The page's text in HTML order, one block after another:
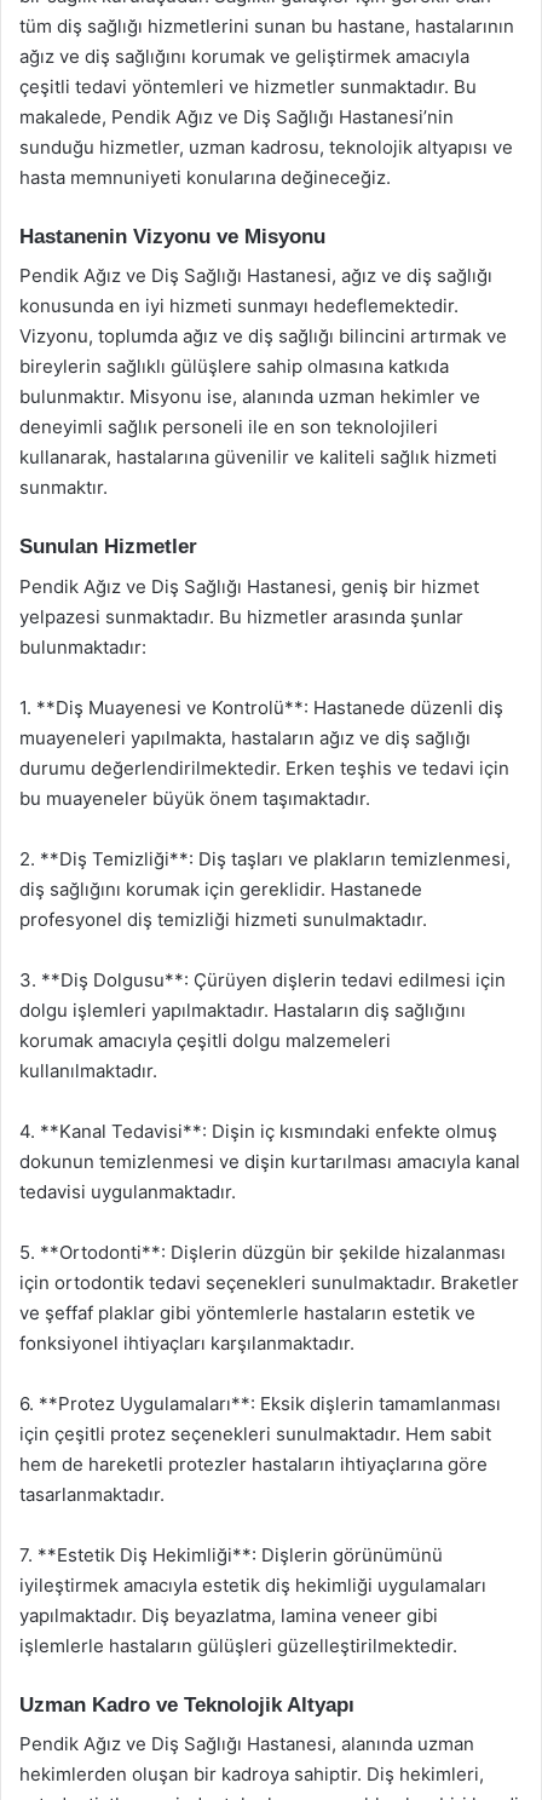
tüm diş sağlığı hizmetlerini sunan bu hastane, hastalarının
ağız ve diş sağlığını korumak ve geliştirmek amacıyla
çeşitli tedavi yöntemleri ve hizmetler sunmaktadır. Bu
makalede, Pendik Ağız ve Diş Sağlığı Hastanesi’nin
sunduğu hizmetler, uzman kadrosu, teknolojik altyapısı ve
hasta memnuniyeti konularına değineceğiz.
Hastanenin Vizyonu ve Misyonu
Pendik Ağız ve Diş Sağlığı Hastanesi, ağız ve diş sağlığı
konusunda en iyi hizmeti sunmayı hedeflemektedir.
Vizyonu, toplumda ağız ve diş sağlığı bilincini artırmak ve
bireylerin sağlıklı gülüşlere sahip olmasına katkıda
bulunmaktır. Misyonu ise, alanında uzman hekimler ve
deneyimli sağlık personeli ile en son teknolojileri
kullanarak, hastalarına güvenilir ve kaliteli sağlık hizmeti
sunmaktır.
Sunulan Hizmetler
Pendik Ağız ve Diş Sağlığı Hastanesi, geniş bir hizmet
yelpazesi sunmaktadır. Bu hizmetler arasında şunlar
bulunmaktadır:
1. **Diş Muayenesi ve Kontrolü**: Hastanede düzenli diş
muayeneleri yapılmakta, hastaların ağız ve diş sağlığı
durumu değerlendirilmektedir. Erken teşhis ve tedavi için
bu muayeneler büyük önem taşımaktadır.
2. **Diş Temizliği**: Diş taşları ve plakların temizlenmesi,
diş sağlığını korumak için gereklidir. Hastanede
profesyonel diş temizliği hizmeti sunulmaktadır.
3. **Diş Dolgusu**: Çürüyen dişlerin tedavi edilmesi için
dolgu işlemleri yapılmaktadır. Hastaların diş sağlığını
korumak amacıyla çeşitli dolgu malzemeleri
kullanılmaktadır.
4. **Kanal Tedavisi**: Dişin iç kısmındaki enfekte olmuş
dokunun temizlenmesi ve dişin kurtarılması amacıyla kanal
tedavisi uygulanmaktadır.
5. **Ortodonti**: Dişlerin düzgün bir şekilde hizalanması
için ortodontik tedavi seçenekleri sunulmaktadır. Braketler
ve şeffaf plaklar gibi yöntemlerle hastaların estetik ve
fonksiyonel ihtiyaçları karşılanmaktadır.
6. **Protez Uygulamaları**: Eksik dişlerin tamamlanması
için çeşitli protez seçenekleri sunulmaktadır. Hem sabit
hem de hareketli protezler hastaların ihtiyaçlarına göre
tasarlanmaktadır.
7. **Estetik Diş Hekimliği**: Dişlerin görünümünü
iyileştirmek amacıyla estetik diş hekimliği uygulamaları
yapılmaktadır. Diş beyazlatma, lamina veneer gibi
işlemlerle hastaların gülüşleri güzelleştirilmektedir.
Uzman Kadro ve Teknolojik Altyapı
Pendik Ağız ve Diş Sağlığı Hastanesi, alanında uzman
hekimlerden oluşan bir kadroya sahiptir. Diş hekimleri,